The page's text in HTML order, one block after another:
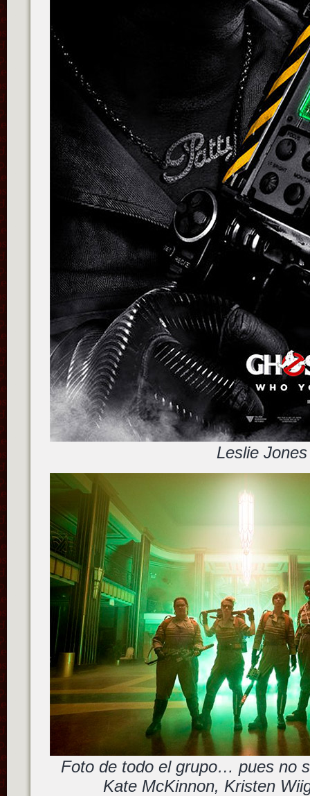
Leslie Jones
Foto de todo el grupo… pues no
Kate McKinnon, Kristen